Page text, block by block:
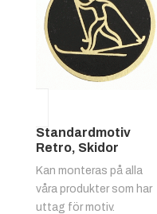
Standardmotiv
Retro, Skidor
Kan monteras på alla
våra produkter som har
uttag för motiv.